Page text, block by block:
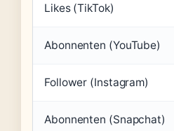
Likes (TikTok)
Abonnenten (YouTube)
Follower (Instagram)
Abonnenten (Snapchat)